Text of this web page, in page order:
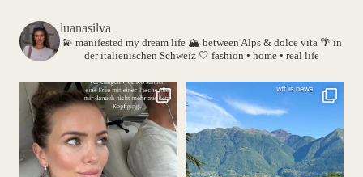
luanasilva
💫 manifested my dream life 🏔️ between Alps & dolce vita 🌴 in
der italienischen Schweiz 🤍 fashion • home • real life